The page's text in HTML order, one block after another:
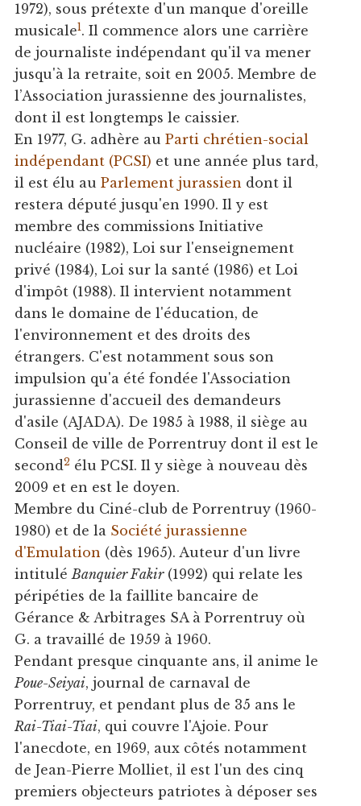
1972), sous prétexte d'un manque d'oreille
musicale1. Il commence alors une carrière
de journaliste indépendant qu'il va mener
jusqu'à la retraite, soit en 2005. Membre de
l’Association jurassienne des journalistes,
dont il est longtemps le caissier.
En 1977, G. adhère au Parti chrétien-social
indépendant (PCSI) et une année plus tard,
il est élu au Parlement jurassien dont il
restera député jusqu'en 1990. Il y est
membre des commissions Initiative
nucléaire (1982), Loi sur l'enseignement
privé (1984), Loi sur la santé (1986) et Loi
d'impôt (1988). Il intervient notamment
dans le domaine de l'éducation, de
l'environnement et des droits des
étrangers. C'est notamment sous son
impulsion qu'a été fondée l'Association
jurassienne d'accueil des demandeurs
d'asile (AJADA). De 1985 à 1988, il siège au
Conseil de ville de Porrentruy dont il est le
second2 élu PCSI. Il y siège à nouveau dès
2009 et en est le doyen.
Membre du Ciné-club de Porrentruy (1960-
1980) et de la Société jurassienne
d'Emulation (dès 1965). Auteur d'un livre
intituléBanquier Fakir(1992) qui relate les
péripéties de la faillite bancaire de
Gérance & Arbitrages SA à Porrentruy où
G. a travaillé de 1959 à 1960.
Pendant presque cinquante ans, il anime le
Poue-Seiyai, journal de carnaval de
Porrentruy, et pendant plus de 35 ans le
Rai-Tiai-Tiai, qui couvre l'Ajoie. Pour
l'anecdote, en 1969, aux côtés notamment
de Jean-Pierre Molliet, il est l'un des cinq
premiers objecteurs patriotes à déposer ses